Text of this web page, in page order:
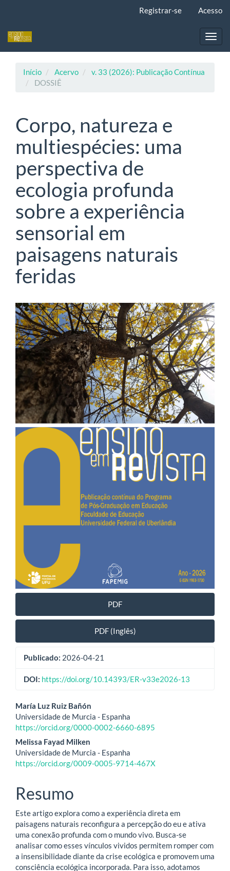
principal
Registrar-se Acesso
Início Acervo
v. 33 (2026): Publicação Contínua
DOSSIÊ
Corpo, natureza e
multiespécies: uma
perspectiva de
ecologia profunda
sobre a experiência
sensorial em
paisagens naturais
feridas
Barra
lateral
de
artigos
PDF
PDF (Inglês)
Publicado: 2026-04-21
DOI: https://doi.org/10.14393/ER-v33e2026-13
Conteúdo
do
artigo
principal
María Luz Ruiz Bañón
Universidade de Murcia - Espanha
https://orcid.org/0000-0002-6660-6895
Melissa Fayad Milken
Universidade de Murcia - Espanha
https://orcid.org/0009-0005-9714-467X
Resumo
Este artigo explora como a experiência direta em
paisagens naturais reconfigura a percepção do eu e ativa
uma conexão profunda com o mundo vivo. Busca-se
analisar como esses vínculos vividos permitem romper com
a insensibilidade diante da crise ecológica e promovem uma
consciência ecológica incorporada. Para isso, adotamos